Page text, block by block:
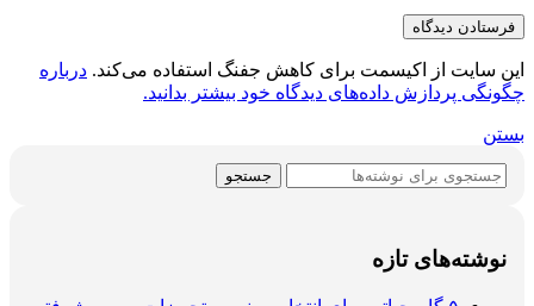
این سایت از اکیسمت برای کاهش جفنگ استفاده می‌کند. درباره
چگونگی پردازش داده‌های دیدگاه خود بیشتر بدانید.
بستن
جستجو
نوشته‌های تازه